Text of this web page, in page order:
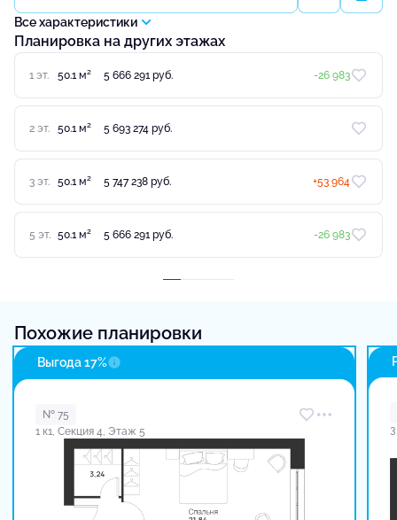
Все характеристики
Планировка на других этажах
1 эт. 50.1 м2 5 666 291 руб. -26 983
2 эт. 50.1 м2 5 693 274 руб.
3 эт. 50.1 м2 5 747 238 руб. +53 964
5 эт. 50.1 м2 5 666 291 руб. -26 983
Похожие планировки
Выгода 17%
№ 75
1 к1, Секция 4, Этаж 5